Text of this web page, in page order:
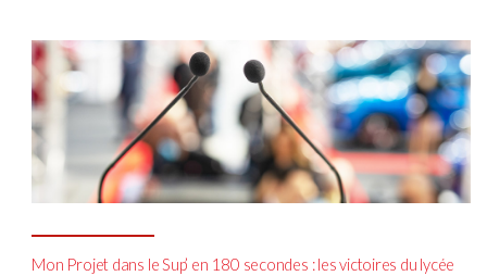
Mon Projet dans le Sup’ en 180 secondes : les victoires du lycée